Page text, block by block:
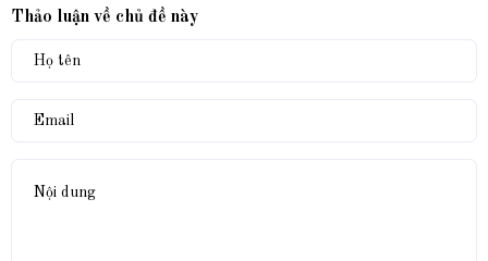
Thảo luận về chủ đề này